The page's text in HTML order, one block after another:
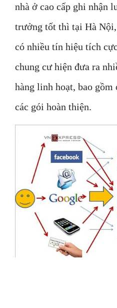
nhà ở cao cấp ghi nhận
trưởng tốt thì tại Hà
có nhiều tín hiệu tích
chung cư hiện đưa ra
hàng linh hoạt, bao
các gói hoàn thiện.